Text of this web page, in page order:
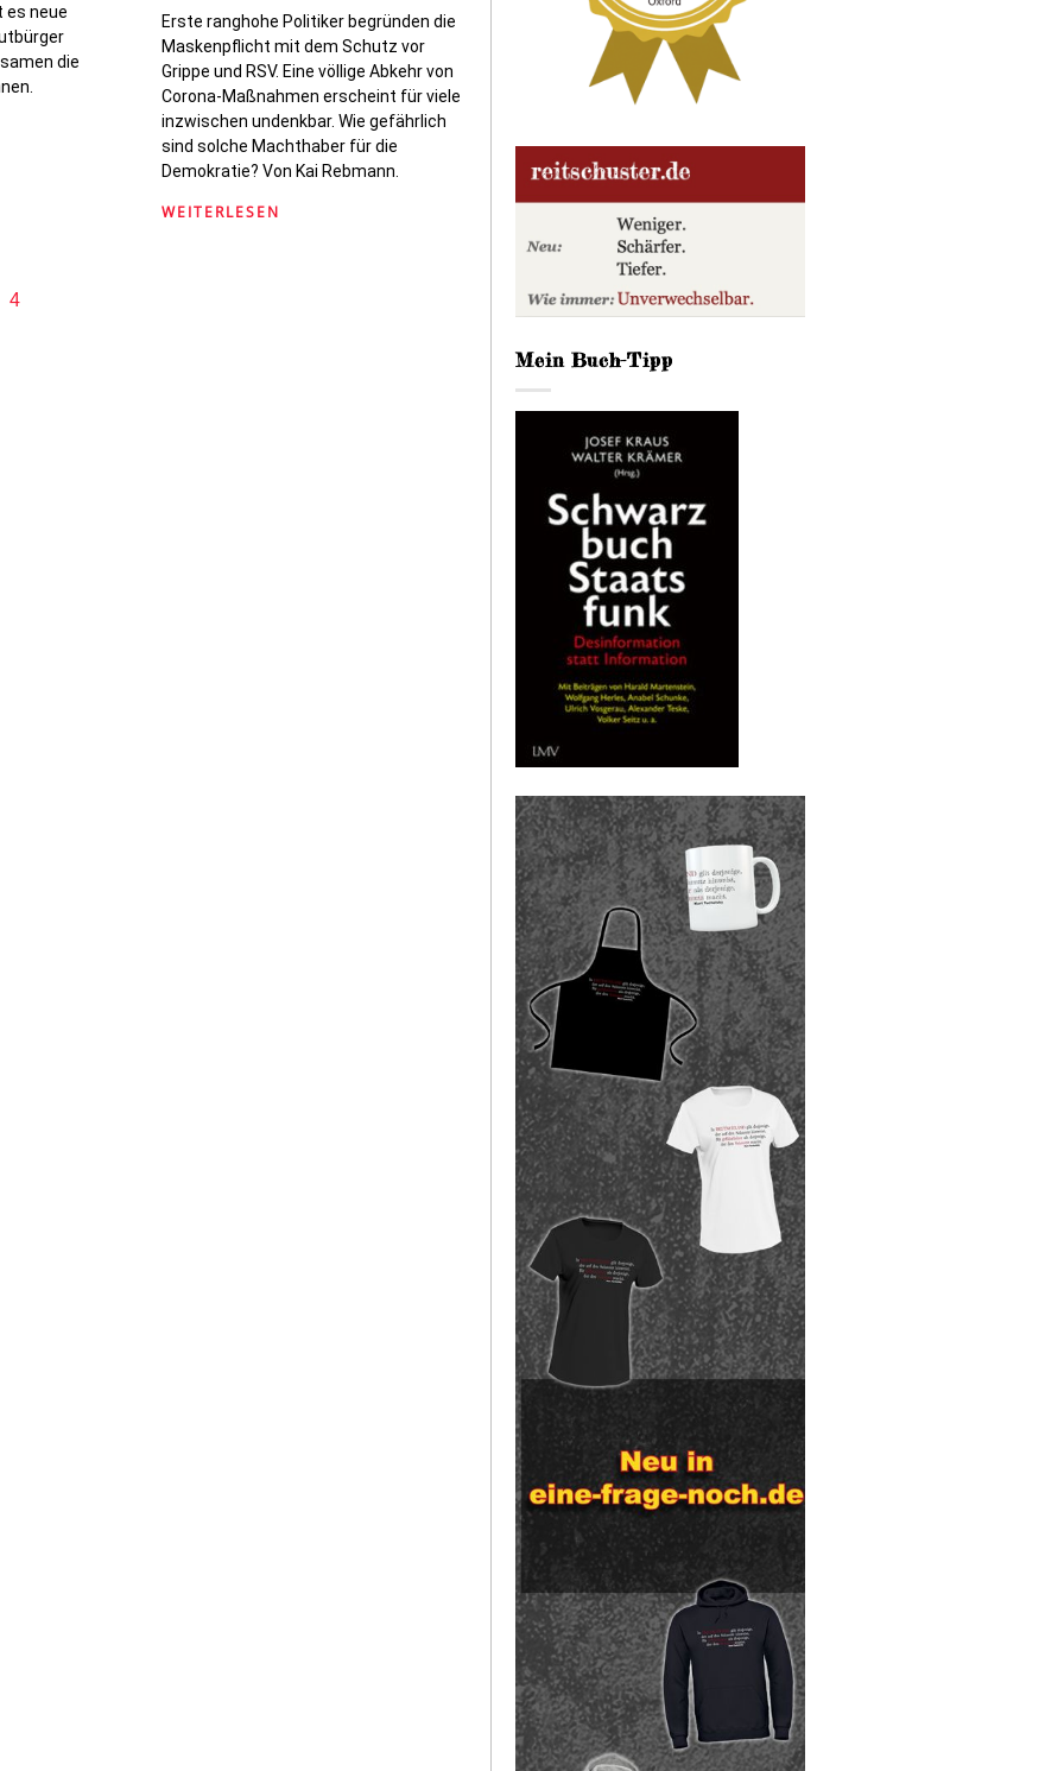
es neue
die
Erste ranghohe Politiker begründen die
Maskenpflicht mit dem Schutz vor
Grippe und RSV. Eine völlige Abkehr von
Corona-Maßnahmen erscheint für viele
inzwischen undenkbar. Wie gefährlich
sind solche Machthaber für die
Demokratie? Von Kai Rebmann.
WEITERLESEN
4
Mein Buch-Tipp